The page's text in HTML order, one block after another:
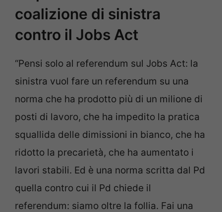
coalizione di sinistra
contro il Jobs Act
“Pensi solo al referendum sul Jobs Act: la
sinistra vuol fare un referendum su una
norma che ha prodotto più di un milione di
posti di lavoro, che ha impedito la pratica
squallida delle dimissioni in bianco, che ha
ridotto la precarietà, che ha aumentato i
lavori stabili. Ed è una norma scritta dal Pd
quella contro cui il Pd chiede il
referendum: siamo oltre la follia. Fai una